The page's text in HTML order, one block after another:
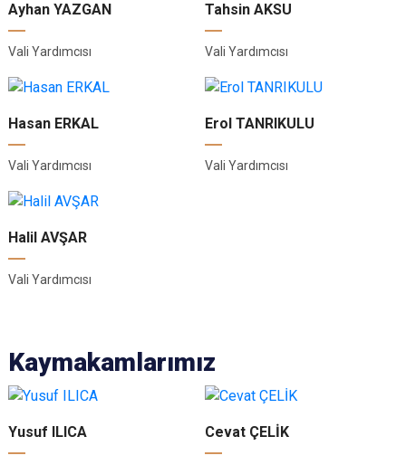
Ayhan YAZGAN
Vali Yardımcısı
Tahsin AKSU
Vali Yardımcısı
Hasan ERKAL
Vali Yardımcısı
Erol TANRIKULU
Vali Yardımcısı
Halil AVŞAR
Vali Yardımcısı
Kaymakamlarımız
Yusuf ILICA Cevat ÇELİK